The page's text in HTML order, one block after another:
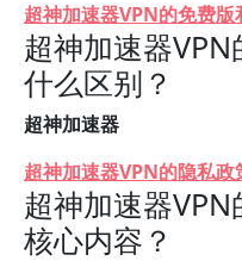
超神加速器VPN的免费
超神加速器
什么区别？
超神加速器
超神加速器VPN的隐私
超神加速器
核心内容？